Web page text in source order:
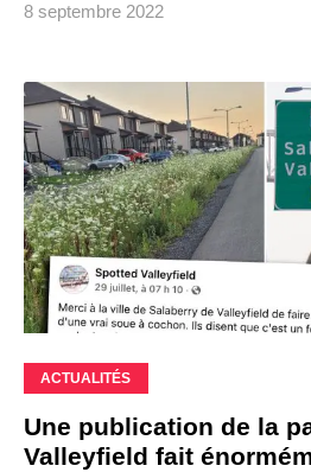
8 septembre 2022
ACTUALITÉS
Une publication de la
Valleyfield fait